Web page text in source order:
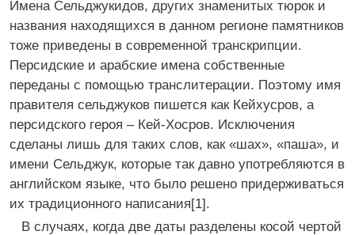
Имена Сельджукидов, других знаменитых тюрок и
названия находящихся в данном регионе памятников
тоже приведены в современной транскрипции.
Персидские и арабские имена собственные
переданы с помощью транслитерации. Поэтому имя
правителя сельджуков пишется как Кейхусров, а
персидского героя – Кей-Хосров. Исключения
сделаны лишь для таких слов, как «шах», «паша», и
имени Сельджук, которые так давно употребляются в
английском языке, что было решено придерживаться
их традиционного написания[1].
В случаях, когда две даты разделены косой чертой